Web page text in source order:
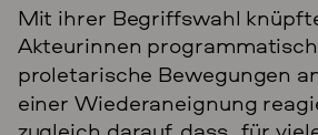
Mit ihrer Begriffswahl
Akteurinnen
proletarische Bewegungen
einer Wiederaneignung